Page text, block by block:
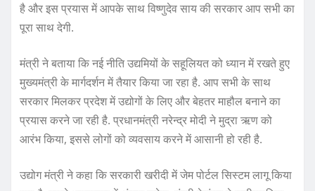
है और इस प्रयास में आपके साथ विष्णुदेव साय की सरकार आप सभी का
पूरा साथ देगी.
मंत्री ने बताया कि नई नीति उद्यमियों के सहूलियत को ध्यान में रखते हुए
मुख्यमंत्री के मार्गदर्शन में तैयार किया जा रहा है. आप सभी के साथ
सरकार मिलकर प्रदेश में उद्योगों के लिए और बेहतर माहौल बनाने का
प्रयास करने जा रही है. प्रधानमंत्री नरेन्द्र मोदी ने मुद्रा ऋण को
आरंभ किया, इससे लोगों को व्यवसाय करने में आसानी हो रही है.
उद्योग मंत्री ने कहा कि सरकारी खरीदी में जेम पोर्टल सिस्टम लागू किया